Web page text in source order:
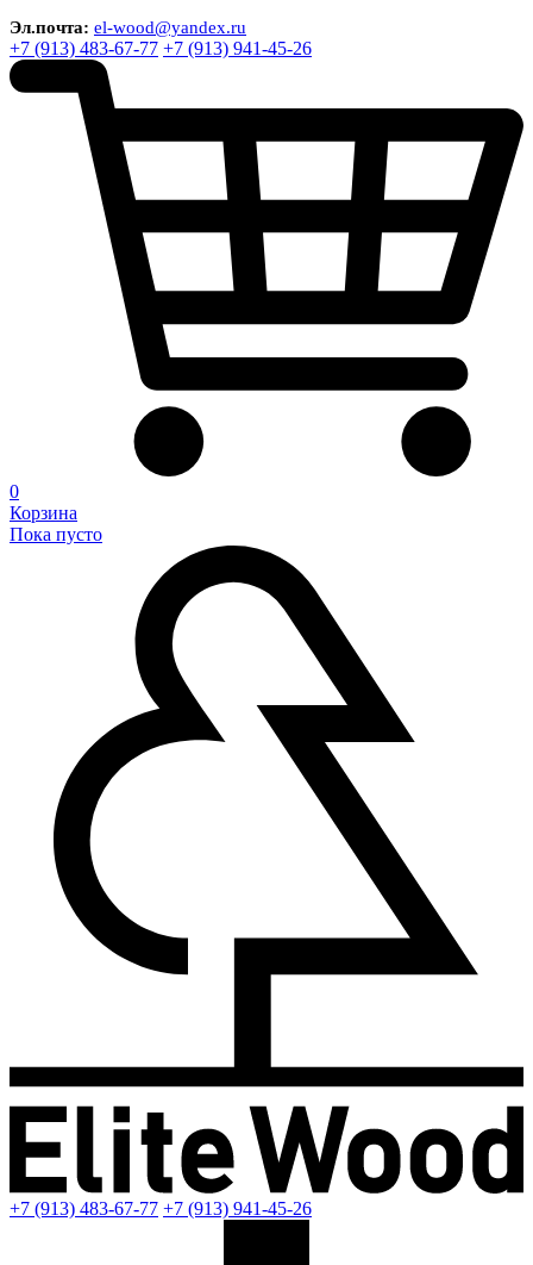
Эл.почта: el-wood@yandex.ru
+7 (913) 483-67-77 +7 (913) 941-45-26
0
Корзина
Пока пусто
+7 (913) 483-67-77 +7 (913) 941-45-26